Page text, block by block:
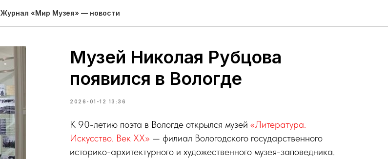
Журнал «Мир Музея» — новости
Музей Николая Рубцова
появился в Вологде
2026-01-12 13:36
К 90-летию поэта в Вологде открылся музей «Литература.
Искусство. Век ХХ» — филиал Вологодского государственного
историко-архитектурного и художественного музея-заповедника.